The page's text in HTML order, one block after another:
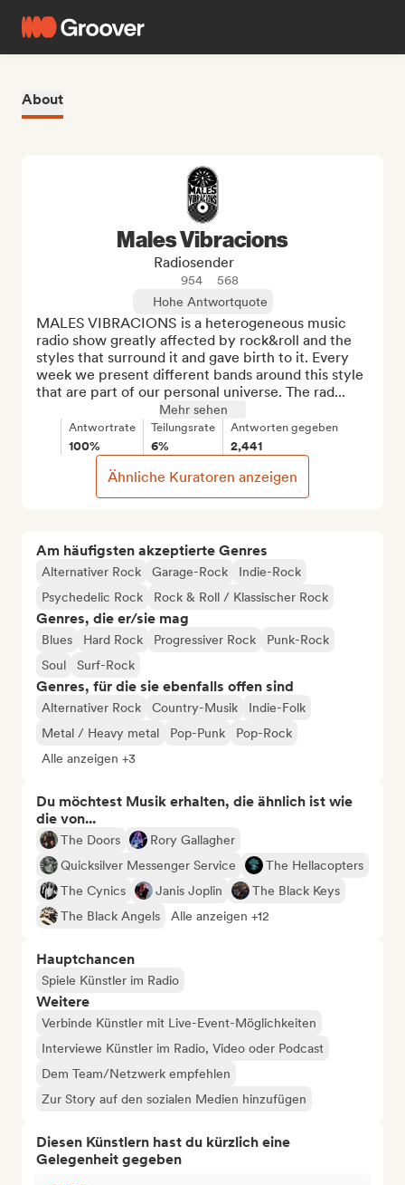
About
Am häufigsten akzeptierte Genres
Alternativer Rock Garage-Rock
Indie-Rock
Psychedelic Rock
Rock & Roll / Klassischer Rock
Genres, die er/sie mag
Blues Hard Rock Progressiver Rock
Punk-Rock
Soul
Surf-Rock
Genres, für die sie ebenfalls offen sind
Alternativer Rock Country-Musik
Indie-Folk
Metal / Heavy metal
Pop-Punk
Pop-Rock
Alle anzeigen +3
Du möchtest Musik erhalten, die ähnlich ist wie
die von...
The Doors
Rory Gallagher
Quicksilver Messenger Service
The Hellacopters
The Cynics
Janis Joplin
The Black Keys
The Black Angels
Alle anzeigen +12
Hauptchancen
Spiele Künstler im Radio
Weitere
Verbinde Künstler mit Live-Event-Möglichkeiten
Interviewe Künstler im Radio, Video oder Podcast
Dem Team/Netzwerk empfehlen
Zur Story auf den sozialen Medien hinzufügen
Diesen Künstlern hast du kürzlich eine
Gelegenheit gegeben
Males Vibracions
Radiosender
954
568
Hohe Antwortquote
MALES VIBRACIONS is a heterogeneous music
radio show greatly affected by rock&roll and the
styles that surround it and gave birth to it. Every
week we present different bands around this style
that are part of our personal universe. The rad...
Mehr sehen
Antwortrate
100%
Teilungsrate
6%
Antworten gegeben
2,441
Ähnliche Kuratoren anzeigen